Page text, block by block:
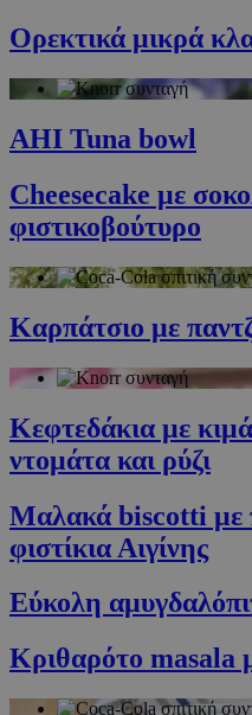
Ορεκτικά μικρά
AHI Tuna bowl
Cheesecake με
φιστικοβούτυρο
Καρπάτσιο με
Κεφτεδάκια με
ντομάτα και ρύζι
Μαλακά biscotti με
φιστίκια Αιγίνης
Εύκολη
Κριθαρότο masala